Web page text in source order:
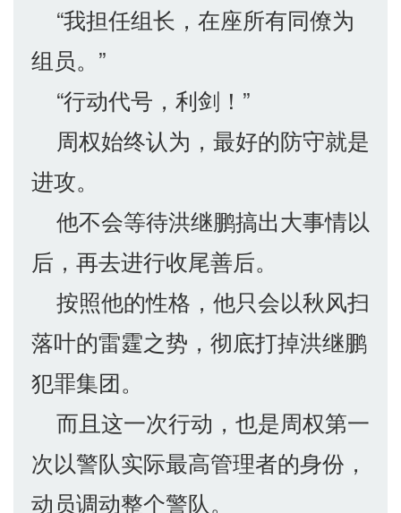
“我担任组长，在座所有同僚为
组员。”
“行动代号，利剑！”
周权始终认为，最好的防守就是
进攻。
他不会等待洪继鹏搞出大事情以
后，再去进行收尾善后。
按照他的性格，他只会以秋风扫
落叶的雷霆之势，彻底打掉洪继鹏
犯罪集团。
而且这一次行动，也是周权第一
次以警队实际最高管理者的身份，
动员调动整个警队。